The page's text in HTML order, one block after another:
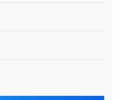
。设计上经受得起